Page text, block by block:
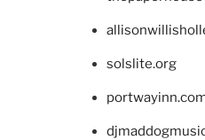
solslite.org